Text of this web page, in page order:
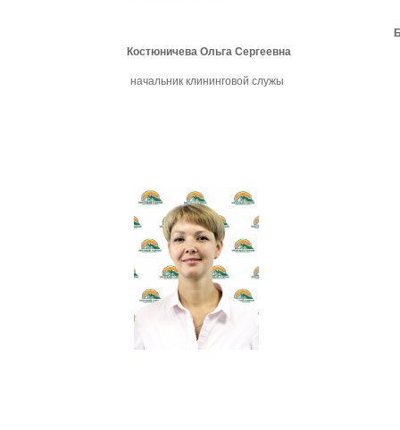
Костюничева Ольга Сергеевна
начальник клининговой служы